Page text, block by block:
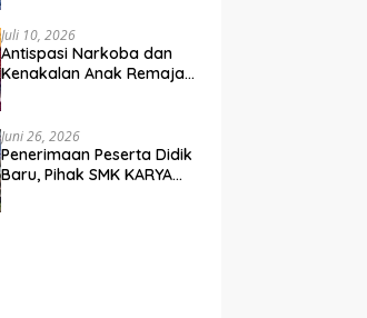
Juli 10, 2026
Antispasi Narkoba dan
Kenakalan Anak Remaja,
Surau
Juni 26, 2026
Penerimaan Peserta Didik
Baru, Pihak SMK KARYA